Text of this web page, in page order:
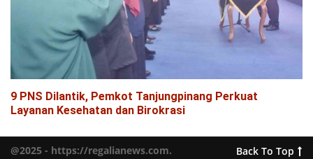
9 PNS Dilantik, Pemkot Tanjungpinang Perkuat
Layanan Kesehatan dan Birokrasi
@2025 - https://regalianews.com. Back To Top